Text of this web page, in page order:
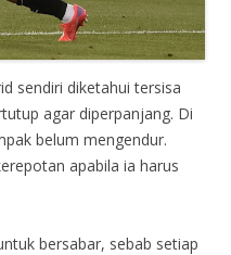
sendiri diketahui tersisa
agar diperpanjang. Di
belum mengendur.
apabila ia harus
bersabar, sebab setiap